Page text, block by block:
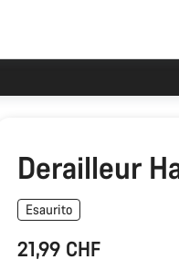
Derailleur
Esaurito
21,99 CHF